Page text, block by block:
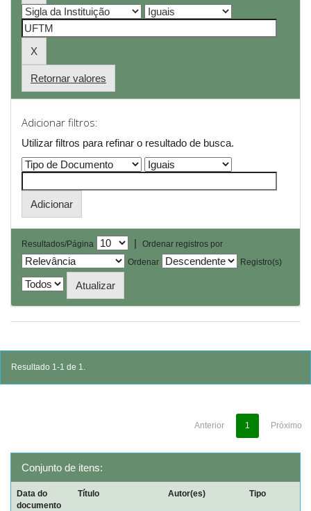
Retornar valores
Adicionar filtros:
Utilizar filtros para refinar o resultado de busca.
Resultados/Página |
Ordenar registros por
Ordenar
Registro(s)
Resultado 1-1 de 1.
Anterior 1 Próximo
Conjunto de itens:
Data do
documento
Título Autor(es) Tipo